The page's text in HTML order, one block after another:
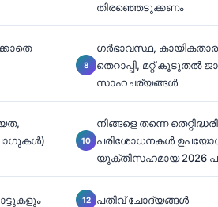
തിരഞ്ഞെടുക്കണം
ഗർഭാവസ്ഥ,
തെറാപ്പി, മറ്റ്
സാഹചര്യങ്ങൾ
നിങ്ങളെ തന്നെ
പരിശോധനകൾ
യുക്തിസഹമായ 2026
പതിവ് ചോദ്യങ്ങൾ